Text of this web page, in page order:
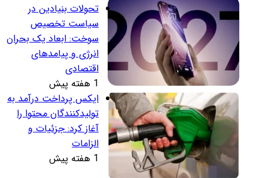
تحولات بنیادین در
سیاست تخصیص
سوخت: ابعاد یک بحران
انرژی و پیامدهای
اقتصادی
ایکس پرداخت درآمد به
تولیدکنندگان محتوا را
آغاز کرد: جزئیات و
الزامات